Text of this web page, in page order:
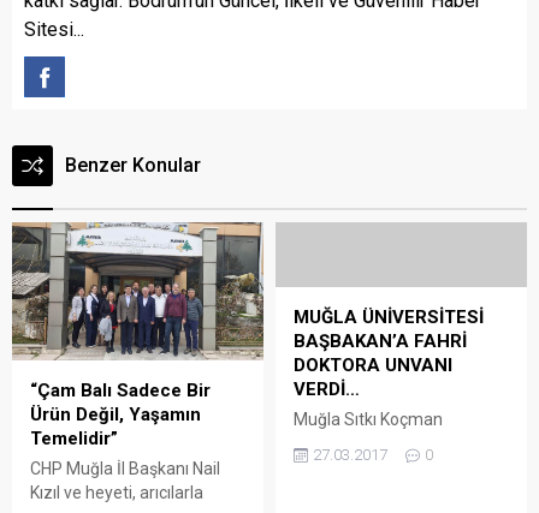
Sitesi...
Benzer Konular
“Çam Balı Sadece Bir
Ürün Değil, Yaşamın
Temelidir”
CHP Muğla İl Başkanı Nail
Kızıl ve heyeti, arıcılarla
MUĞLA ÜNİVERSİTESİ
BAŞBAKAN’A FAHRİ
DOKTORA UNVANI
VERDİ…
Muğla Sıtkı Koçman
Senatosu’nun aldığı kararla
27.03.2017 0